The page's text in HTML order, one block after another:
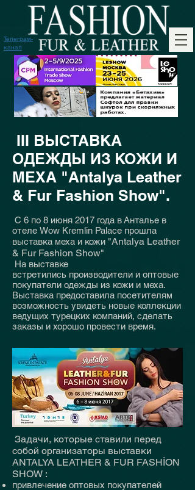
Телеграм-
канал
III ВЫСТАВКА
ОДЕЖДЫ ИЗ КОЖИ И
МЕХА "Antalya Leather
& Fur Fashion Show".
С 6 по 8 июня 2017 года в Анталье в
отеле Wow Kremlin Palaсе прошла
выставка меха и кожи "Antalya Leather
& Fur Fashion Show"
На выставке
встретились производители и оптовые
покупатели одежды из кожи и меха.
Выставка предоставила посетителям
возможность увидеть новые коллекции
ведущих турецких компаний, сделать
заказы и хорошо провести время.
Задачи, которые ставили перед
собой организаторы выставки
ANTALYA LEATHER & FUR FASHİON
SHOW :
привлечение оптовых покупателей